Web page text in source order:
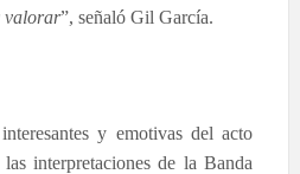
valorar”, señaló Gil García.
y emotivas del acto
interpretaciones de la Banda